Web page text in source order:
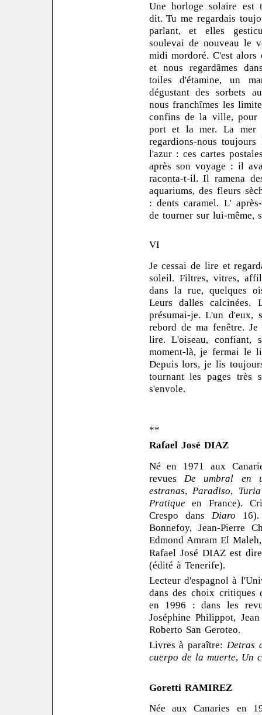
Une horloge solaire est
dit. Tu me regardais
parlant, et elles
soulevai de nouveau le
midi mordoré. C'est alors
et nous regardâmes
toiles d'étamine, un
dégustant des sorbets
nous franchîmes les
confins de la ville, pour
port et la mer. La mer
regardions-nous
l'azur : ces cartes
après son voyage : il
raconta-t-il. Il ramena
aquariums, des fleurs
: dents caramel. L'
de tourner sur lui-même,
VI
Je cessai de lire et
soleil. Filtres, vitres,
dans la rue, quelques
Leurs dalles calcinées.
présumai-je. L'un d'eux,
rebord de ma fenêtre.
lire. L'oiseau, confiant,
moment-là, je fermai le
Depuis lors, je lis
tournant les pages très
s'envole.
**
Rafael José DIAZ
Né en 1971 aux
revues De umbral en
estranas,Paradiso, Turia
Pratiqueen France).
Crespo dans Diaro 16).
Bonnefoy, Jean-Pierre
Edmond Amram El
Rafael José DIAZ est
(édité à Tenerife).
Lecteur d'espagnol à
dans des choix critiques
en 1996 : dans les
Joséphine Philippot,
Roberto San Geroteo.
Livres à paraître:Detras
cuerpo de la muerte, Un
Goretti RAMIREZ
Née aux Canaries en